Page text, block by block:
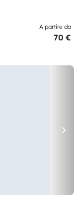
A partire da
70 €